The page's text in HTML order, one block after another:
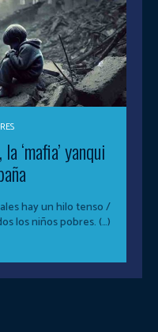
‘mafia’ yanqui
hay un hilo tenso /
los niños pobres. (…)